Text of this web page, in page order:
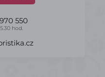
550
hod.